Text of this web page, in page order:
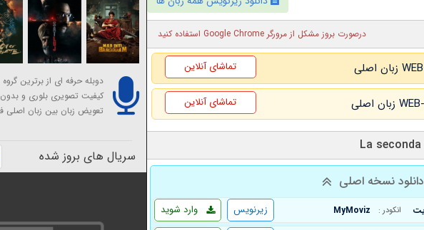
درصورت بروز مشکل از مرورگر Google Chrome استفاده کنید
تماشای آنلاین
تماشای آنلاین
دانلود نسخه اصلی
انکودر : MyMoviz وارد شوید
زیرنویس
دوبله حرفه ای از برترین گروه
کیفیت تصویری بلوری و
تعویض زبان بین زبان اصلی
سریال های بروز شده